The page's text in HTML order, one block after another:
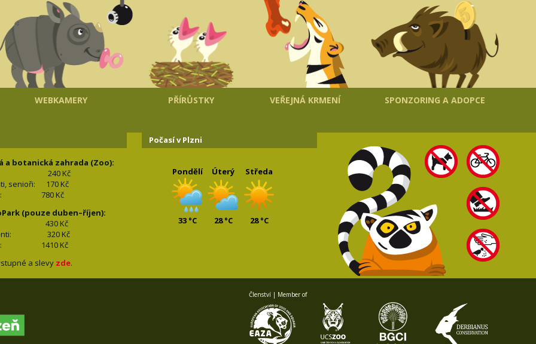
WEBKAMERY PŘÍRŮSTKY VEŘEJNÁ KRMENÍ SPONZORING A ADOPCE
a botanická zahrada (Zoo):
240 Kč
senioři: 170Kč
780Kč
(pouze duben–říjen):
430Kč
320 Kč
1410 Kč
a slevy zde.
Počasí v Plzni
Pondělí
33 °C
Úterý
28 °C
Středa
28 °C
Členství | Member of